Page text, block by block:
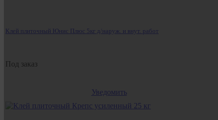
Клей плиточный Юнис Плюс 5кг д/наруж. и внут. работ
Под заказ
Уведомить